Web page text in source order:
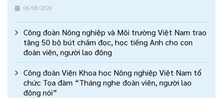
06/08/2026
Công đoàn Nông nghiệp và Môi trường Việt Nam trao
tặng 50 bộ bút chấm đọc, học tiếng Anh cho con
đoàn viên, người lao động
Công đoàn Viện Khoa học Nông nghiệp Việt Nam tổ
chức Tọa đàm “Tháng nghe đoàn viên, người lao
động nói”